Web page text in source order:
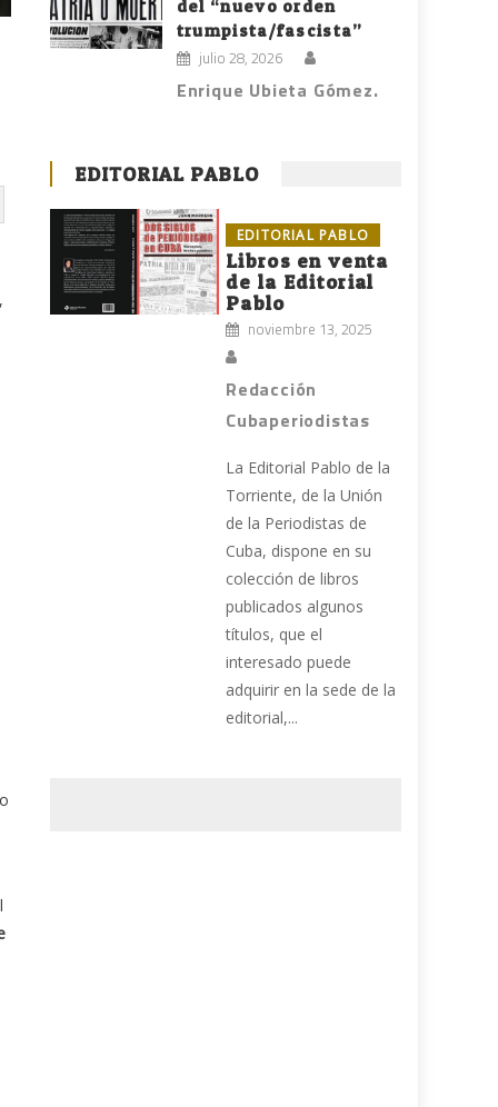
del “nuevo orden
trumpista/fascista”
julio 28, 2026
Enrique Ubieta Gómez.
EDITORIAL PABLO
EDITORIAL PABLO
Libros en venta
de la Editorial
Pablo
noviembre 13, 2025
Redacción
Cubaperiodistas
La Editorial Pablo de la
Torriente, de la Unión
de la Periodistas de
Cuba, dispone en su
colección de libros
publicados algunos
títulos, que el
interesado puede
adquirir en la sede de la
editorial,...